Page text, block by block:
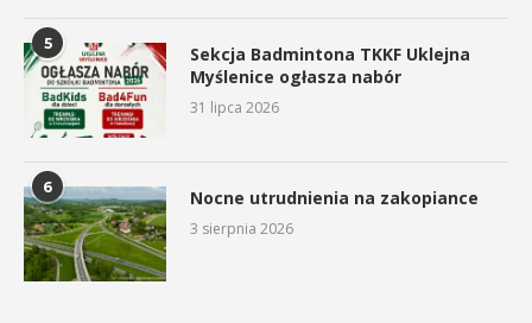
5
Sekcja Badmintona TKKF Uklejna
Myślenice ogłasza nabór
31 lipca 2026
6 Nocne utrudnienia na zakopiance
3 sierpnia 2026